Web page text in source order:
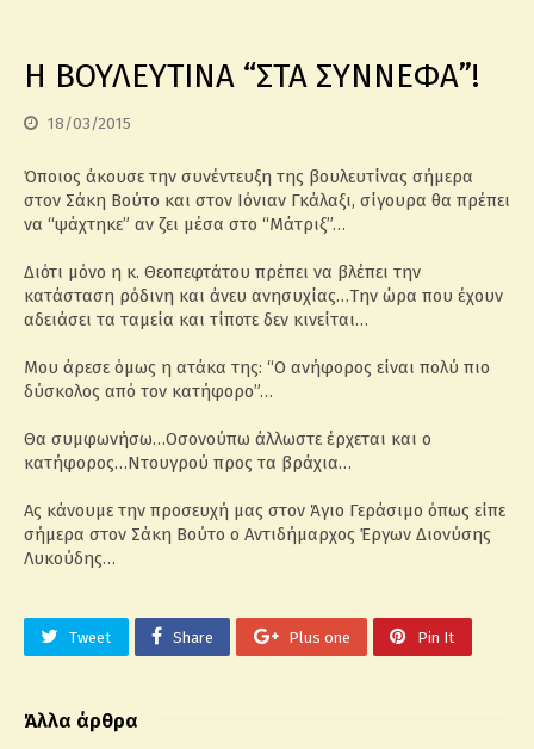
Η ΒΟΥΛΕΥΤΙΝΑ “ΣΤΑ ΣΥΝΝΕΦΑ”!
18/03/2015
Όποιος άκουσε την συνέντευξη της βουλευτίνας σήμερα
στον Σάκη Βούτο και στον Ιόνιαν Γκάλαξι, σίγουρα θα πρέπει
να “ψάχτηκε” αν ζει μέσα στο “Μάτριξ”…
Διότι μόνο η κ. Θεοπεφτάτου πρέπει να βλέπει την
κατάσταση ρόδινη και άνευ ανησυχίας…Την ώρα που έχουν
αδειάσει τα ταμεία και τίποτε δεν κινείται…
Μου άρεσε όμως η ατάκα της: “Ο ανήφορος είναι πολύ πιο
δύσκολος από τον κατήφορο”…
Θα συμφωνήσω…Οσονούπω άλλωστε έρχεται και ο
κατήφορος…Ντουγρού προς τα βράχια…
Ας κάνουμε την προσευχή μας στον Άγιο Γεράσιμο όπως είπε
σήμερα στον Σάκη Βούτο ο Αντιδήμαρχος Έργων Διονύσης
Λυκούδης…
Tweet Share Plus one Pin It
Άλλα άρθρα